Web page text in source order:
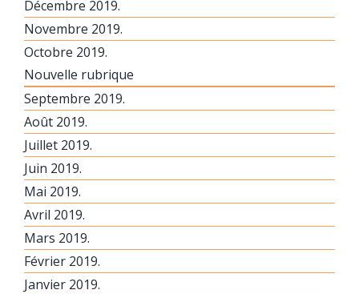
Décembre 2019.
Novembre 2019.
Octobre 2019.
Nouvelle rubrique
Septembre 2019.
Août 2019.
Juillet 2019.
Juin 2019.
Mai 2019.
Avril 2019.
Mars 2019.
Février 2019.
Janvier 2019.